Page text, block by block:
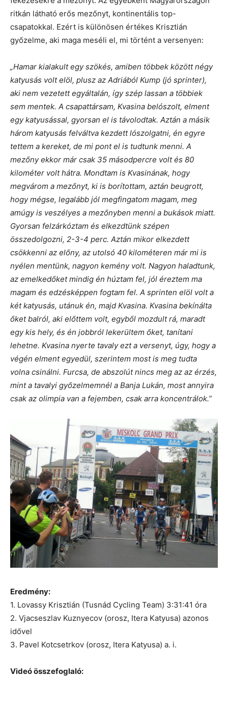
ritkán látható erős mezőnyt, kontinentális top-
csapatokkal. Ezért is különösen értékes Krisztián
győzelme, aki maga meséli el, mi történt a versenyen:
„Hamar kialakult egy szökés, amiben többek között négy
katyusás volt elöl, plusz az Adriából Kump (jó sprinter),
aki nem vezetett egyáltalán, így szép lassan a többiek
sem mentek. A csapattársam, Kvasina belószolt, elment
egy katyusással, gyorsan el is távolodtak. Aztán a másik
három katyusás felváltva kezdett lószolgatni, én egyre
tettem a kereket, de mi pont el is tudtunk menni. A
mezőny ekkor már csak 35 másodpercre volt és 80
kilométer volt hátra. Mondtam is Kvasinának, hogy
megvárom a mezőnyt, ki is borítottam, aztán beugrott,
hogy mégse, legalább jól megfingatom magam, meg
amúgy is veszélyes a mezőnyben menni a bukások miatt.
Gyorsan felzárkóztam és elkezdtünk szépen
összedolgozni, 2-3-4 perc. Aztán mikor elkezdett
csökkenni az előny, az utolsó 40 kilométeren már mi is
nyélen mentünk, nagyon kemény volt. Nagyon haladtunk,
az emelkedőket mindig én húztam fel, jól éreztem ma
magam és edzésképpen fogtam fel. A sprinten elöl volt a
két katyusás, utánuk én, majd Kvasina. Kvasina bekínálta
őket balról, aki előttem volt, egyből mozdult rá, maradt
egy kis hely, és én jobbról lekerültem őket, tanítani
lehetne. Kvasina nyerte tavaly ezt a versenyt, úgy, hogy a
végén elment egyedül, szerintem most is meg tudta
volna csinálni. Furcsa, de abszolút nincs meg az az érzés,
mint a tavalyi győzelmemnél a Banja Lukán, most annyira
csak az olimpia van a fejemben, csak arra koncentrálok.”
Eredmény:
1. Lovassy Krisztián (Tusnád Cycling Team) 3:31:41 óra
2. Vjacseszlav Kuznyecov (orosz, Itera Katyusa) azonos
idővel
3. Pavel Kotcsetrkov (orosz, Itera Katyusa) a. i.
Videó összefoglaló: